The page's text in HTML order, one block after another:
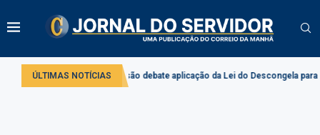
ÚLTIMAS NOTÍCIAS
Comissão debate aplicação da Lei do Descongela para servidores